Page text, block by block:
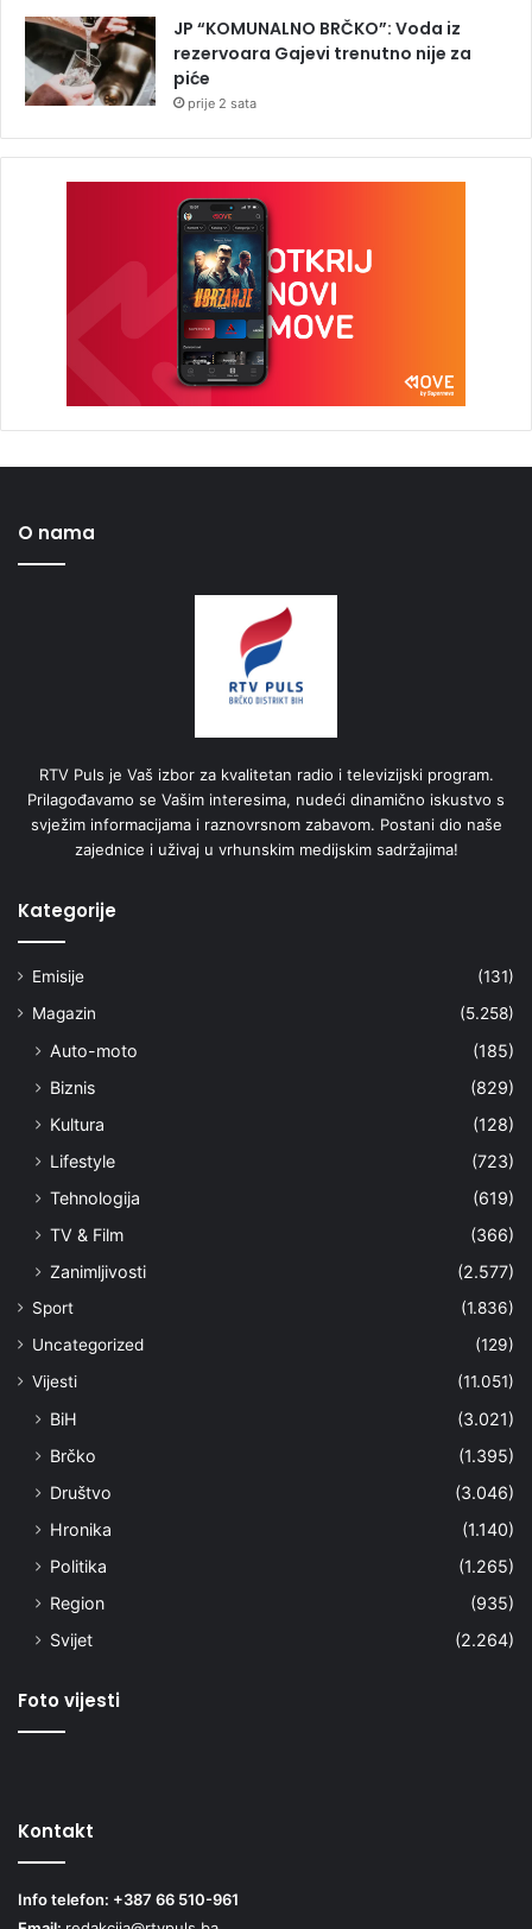
JP “KOMUNALNO BRČKO”: Voda iz
rezervoara Gajevi trenutno nije za
piće
prije 2 sata
O nama
RTV Puls je Vaš izbor za kvalitetan radio i televizijski program.
Prilagođavamo se Vašim interesima, nudeći dinamično iskustvo s
svježim informacijama i raznovrsnom zabavom. Postani dio naše
zajednice i uživaj u vrhunskim medijskim sadržajima!
Kategorije
Emisije
(131)
Magazin
(5.258)
Auto-moto
(185)
Biznis
(829)
Kultura
(128)
Lifestyle
(723)
Tehnologija
(619)
TV & Film
(366)
Zanimljivosti
(2.577)
Sport
(1.836)
Uncategorized
(129)
Vijesti
(11.051)
BiH
(3.021)
Brčko
(1.395)
Društvo
(3.046)
Hronika
(1.140)
Politika
(1.265)
Region
(935)
Svijet
(2.264)
Foto vijesti
Kontakt
Info telefon: +387 66 510-961